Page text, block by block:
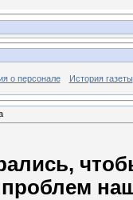
о персонале История газеты